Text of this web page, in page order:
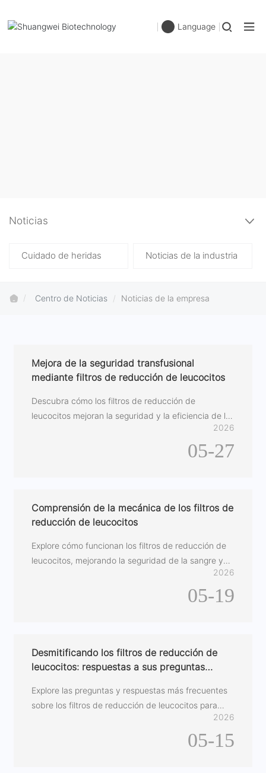
Language
Noticias
Cuidado de heridas Noticias de la industria
Centro de Noticias Noticias de la empresa
Mejora de la seguridad transfusional
mediante filtros de reducción de leucocitos
Descubra cómo los filtros de reducción de
leucocitos mejoran la seguridad y la eficiencia de las
2026
05-27
Comprensión de la mecánica de los filtros de
reducción de leucocitos
Explore cómo funcionan los filtros de reducción de
leucocitos, mejorando la seguridad de la sangre y
2026
05-19
Desmitificando los filtros de reducción de
leucocitos: respuestas a sus preguntas
Explore las preguntas y respuestas más frecuentes
sobre los filtros de reducción de leucocitos para
comprender su importancia en la transfusión de2026
05-15